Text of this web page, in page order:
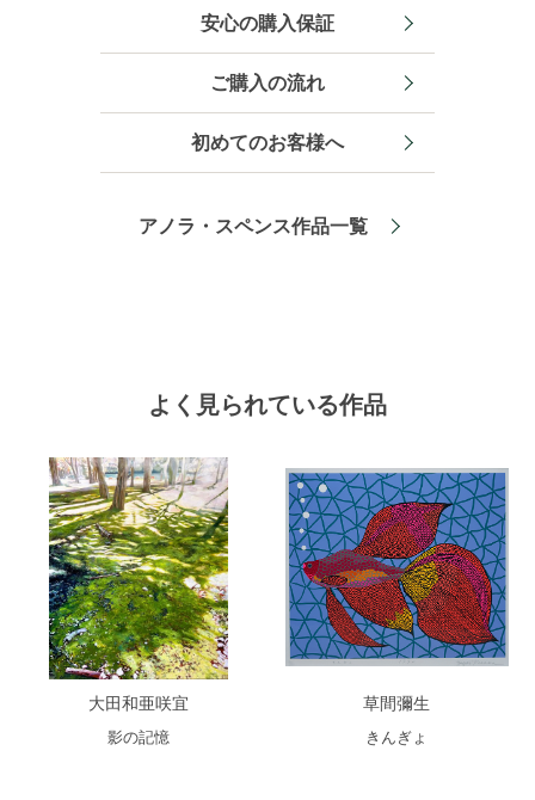
安心の購入保証
ご購入の流れ
初めてのお客様へ
アノラ・スペンス作品一覧
よく見られている作品
大田和亜咲宜
影の記憶
草間彌生
きんぎょ